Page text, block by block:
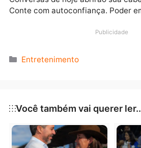
Conversas carinhosas
associações ganharão uma
aquecidos. Espere por bons
Peixes (20/02 –